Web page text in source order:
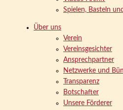
Spielen, Basteln
Über uns
Verein
Vereinsgesichter
Ansprechpartner
Netzwerke und
Transparenz
Botschafter
Unsere Förderer